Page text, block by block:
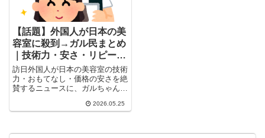
【話題】外国人が日本の美
容室に殺到→ガル民まとめ
｜技術力・安さ・リピータ
ーにならない問題
訪日外国人が日本の美容室の技術
力・おもてなし・価格の安さを絶
賛するニュースに、ガルちゃん民
ない問題、美容師の低賃金、語学
2026.05.25